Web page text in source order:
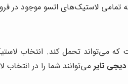
لاستیک‌های اتسو موجود در
می‌تواند تحمل کند. انتخاب
دیجی تایر می‌توانند شما را در انتخاب